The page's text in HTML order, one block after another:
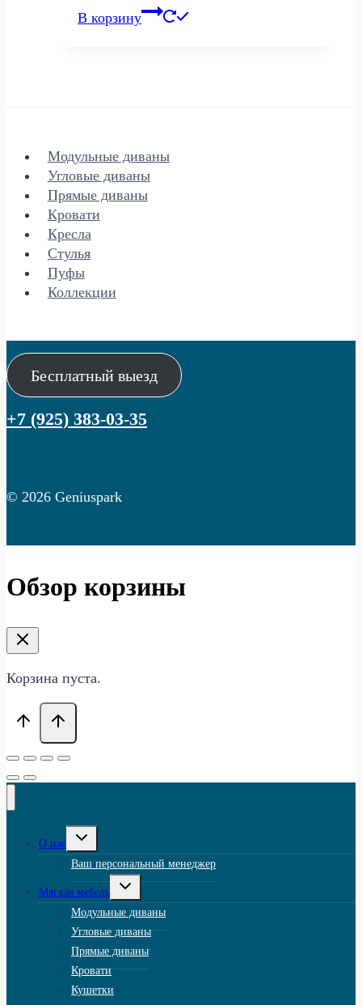
цена
В корзину
Модульные диваны
Угловые диваны
Прямые диваны
Кровати
Кресла
Стулья
Пуфы
Коллекции
Бесплатный выезд
+7 (925) 383-03-35
© 2026 Geniuspark
Обзор корзины
Корзина пуста.
О нас
Переключить
меню
Ваш персональный менеджер
Мягкая мебель
Переключить
меню
Модульные диваны
Угловые диваны
Прямые диваны
Кровати
Кушетки